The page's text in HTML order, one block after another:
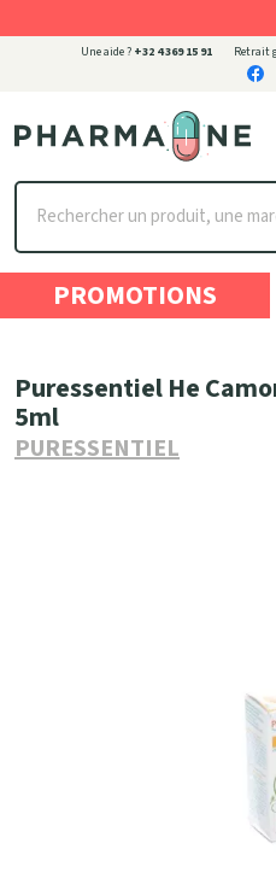
Une aide ? +32 4 369 15 91 Retrait
Pharmaone Votre pharmacie en
PROMOTIONS
Puressentiel He
5ml
PURESSENTIEL